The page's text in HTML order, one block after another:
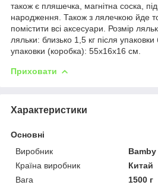
також є пляшечка, магнітна соска,
народження. Також з лялечкою йде
помістити всі аксесуари. Розмір
ляльки: близько 1,5 кг після упаковки
упаковки (коробка): 55x16x16 см.
Приховати
Характеристики
Основні
Виробник
Bamby
Країна виробник
Китай
Вага
1500 г